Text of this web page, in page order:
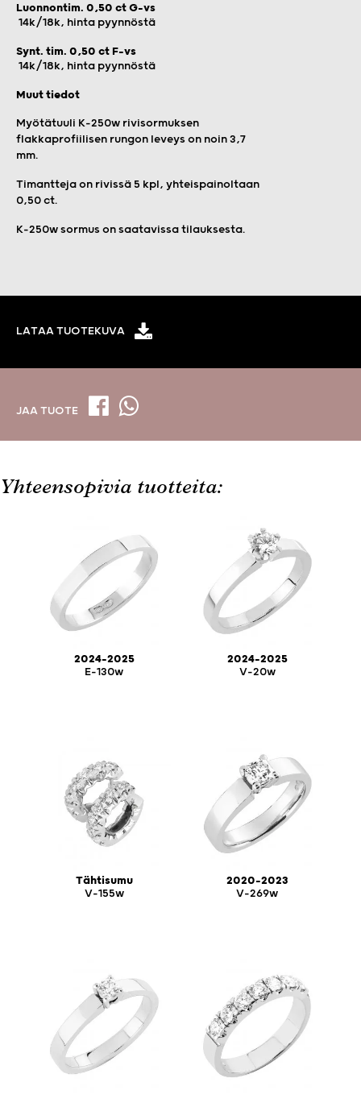
Luonnontim. 0,50 ct G-vs
14k/18k, hinta pyynnöstä
Synt. tim. 0,50 ct F-vs
14k/18k, hinta pyynnöstä
Muut tiedot
Myötätuuli K-250w rivisormuksen
flakkaprofiilisen rungon leveys on noin 3,7
mm.
Timantteja on rivissä 5 kpl, yhteispainoltaan
0,50 ct.
K-250w sormus on saatavissa tilauksesta.
LATAA TUOTEKUVA
JAA TUOTE
Yhteensopivia tuotteita:
2024-2025
E-130w
2024-2025
V-20w
Tähtisumu
V-155w
2020-2023
V-269w